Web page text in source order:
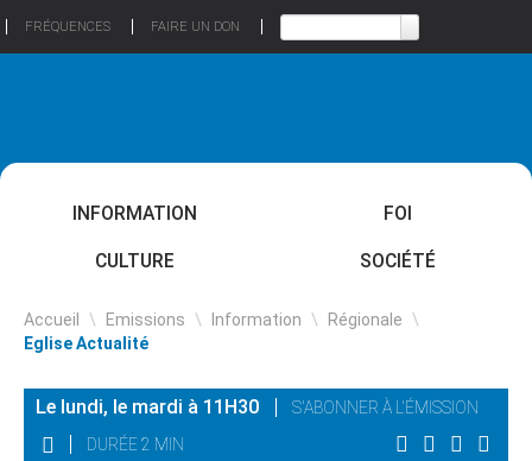
FRÉQUENCES FAIRE UN DON
INFORMATION FOI
CULTURE SOCIÉTÉ
Accueil \ Emissions \ Information \ Régionale \
Eglise Actualité
Le lundi, le mardi à 11H30
S'ABONNER À L'ÉMISSION
DURÉE 2 MIN